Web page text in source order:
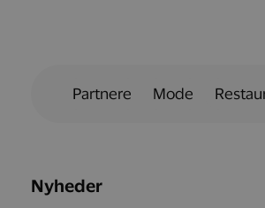
Partnere Mode
Nyheder